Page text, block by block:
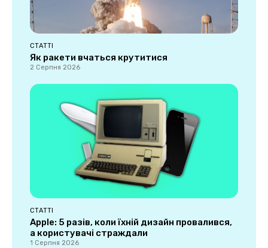
СТАТТІ
Як ракети вчаться крутитися
2 Серпня 2026
СТАТТІ
Apple: 5 разів, коли їхній дизайн провалився,
а користувачі страждали
1 Серпня 2026